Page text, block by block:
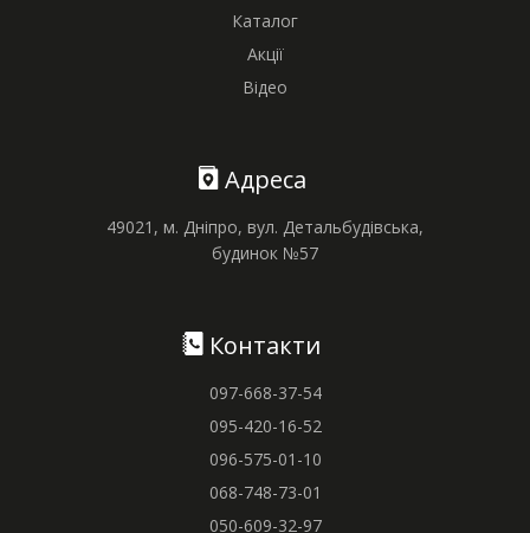
Каталог
Акції
Відео
Адреса
49021, м. Дніпро, вул. Детальбудівська,
будинок №57
Контакти
097-668-37-54
095-420-16-52
096-575-01-10
068-748-73-01
050-609-32-97